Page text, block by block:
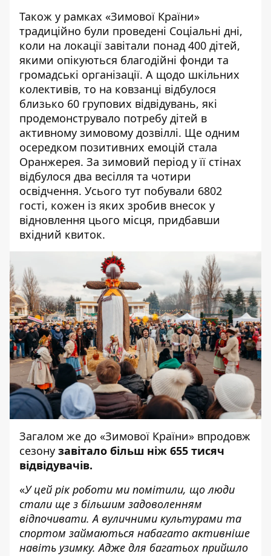
Також у рамках «Зимової Країни»
традиційно були проведені Соціальні дні,
коли на локації завітали понад 400 дітей,
якими опікуються благодійні фонди та
громадські організації. А щодо шкільних
колективів, то на ковзанці відбулося
близько 60 групових відвідувань, які
продемонструвало потребу дітей в
активному зимовому дозвіллі. Ще одним
осередком позитивних емоцій стала
Оранжерея. За зимовий період у її стінах
відбулося два весілля та чотири
освідчення. Усього тут побували 6802
гості, кожен із яких зробив внесок у
відновлення цього місця, придбавши
вхідний квиток.
Загалом же до «Зимової Країни» впродовж
сезону завітало більш ніж 655 тисяч
відвідувачів.
«У цей рік роботи ми помітили, що люди
стали ще з більшим задоволенням
відпочивати. А вуличними культурами та
спортом займаються набагато активніше
навіть узимку. Адже для багатьох прийшло